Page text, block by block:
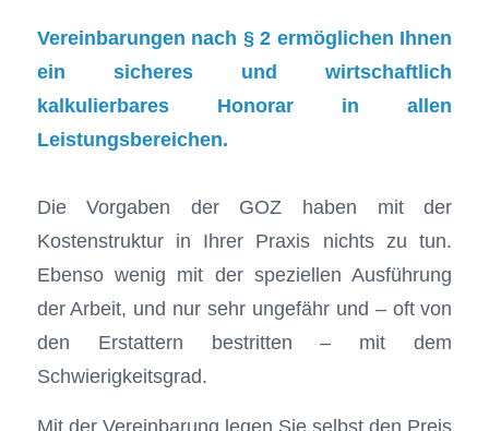
Vereinbarungen nach § 2 ermöglichen Ihnen
ein sicheres und wirtschaftlich
kalkulierbares Honorar in allen
Leistungsbereichen.
Die Vorgaben der GOZ haben mit der
Kostenstruktur in Ihrer Praxis nichts zu tun.
Ebenso wenig mit der speziellen Ausführung
der Arbeit, und nur sehr ungefähr und – oft von
den Erstattern bestritten – mit dem
Schwierigkeitsgrad.